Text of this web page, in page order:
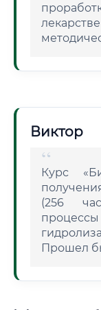
Виктор
Курс
(256
Прошел